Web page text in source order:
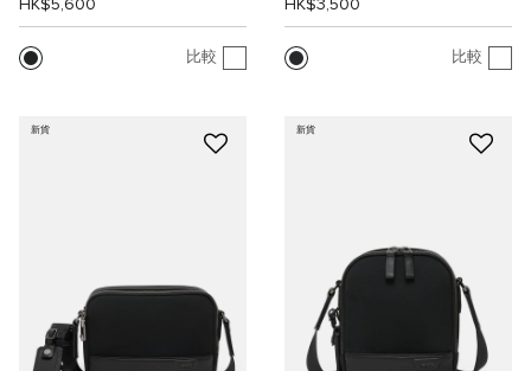
HK$5,600
比較
HK$3,500
比較
新貨 新貨